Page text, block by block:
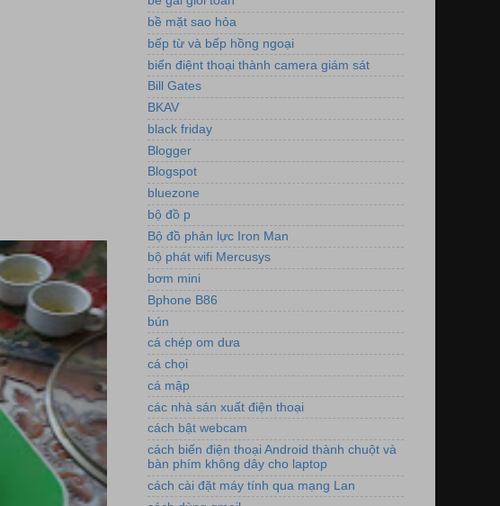
bề mặt sao hỏa
bếp từ và bếp hồng ngoại
biến điệnt thoại thành camera giám sát
Bill Gates
BKAV
black friday
Blogger
Blogspot
bluezone
bộ đồ p
Bộ đồ phản lực Iron Man
bộ phát wifi Mercusys
bơm mini
Bphone B86
bún
cá chép om dưa
cá chọi
cá mập
các nhà sán xuất điện thoại
cách bật webcam
cách biến điện thoại Android thành chuột và
bàn phím không dây cho laptop
cách cài đặt máy tính qua mạng Lan